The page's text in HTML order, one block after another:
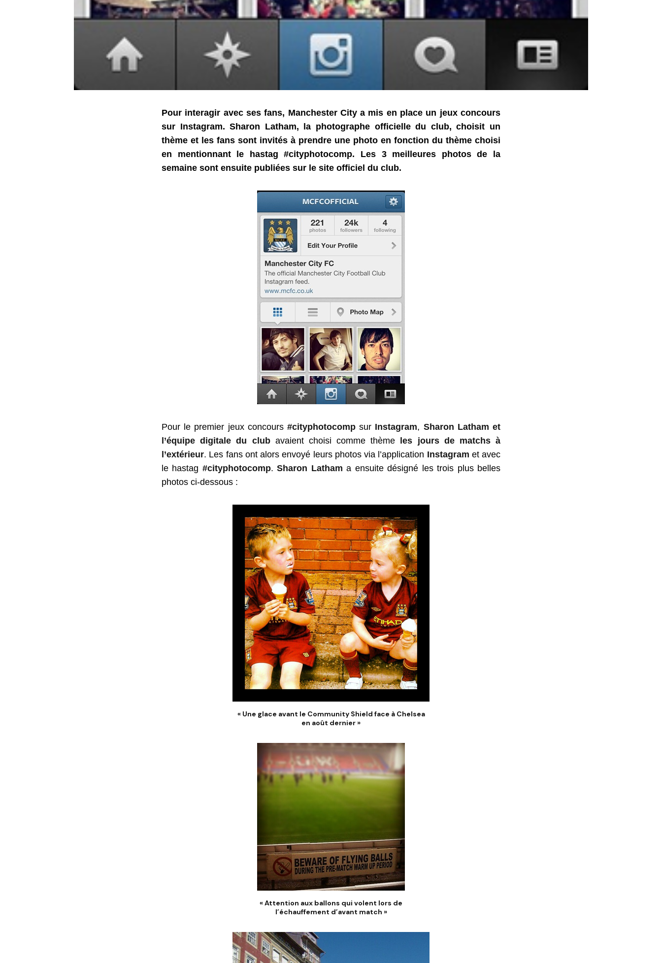
Pour interagir avec ses fans, Manchester City a mis en place un jeux concours
sur Instagram. Sharon Latham, la photographe officielle du club, choisit un
thème et les fans sont invités à prendre une photo en fonction du thème choisi
en mentionnant le hastag #cityphotocomp. Les 3 meilleures photos de la
semaine sont ensuite publiées sur le site officiel du club.
Pour le premier jeux concours#cityphotocomp sur Instagram, Sharon Latham et
l’équipe digitale du clubavaient choisi comme thème les jours de matchs à
l’extérieur. Les fans ont alors envoyé leurs photos via l’application Instagram et avec
le hastag #cityphotocomp.Sharon Latham a ensuite désigné les trois plus belles
photos ci-dessous :
« Une glace avant le Community Shield face à Chelsea
en août dernier »
« Attention aux ballons qui volent lors de
l’échauffement d’avant match »